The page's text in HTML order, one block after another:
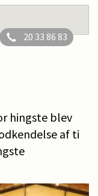
20 33 86 83
hingste blev
af ti